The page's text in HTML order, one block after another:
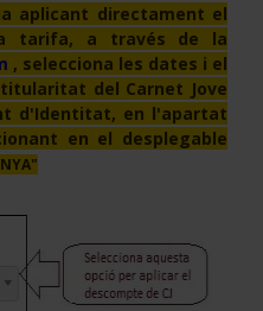
aplicant directament el
tarifa, a través de la
, selecciona les dates i el
del Carnet Jove
d'Identitat, en l'apartat
en el desplegable